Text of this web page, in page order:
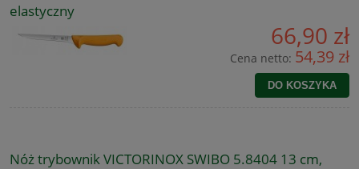
elastyczny
66,90 zł
Cena netto: 54,39 zł
DO KOSZYKA
Nóż trybownik VICTORINOX SWIBO 5.8404 13 cm,